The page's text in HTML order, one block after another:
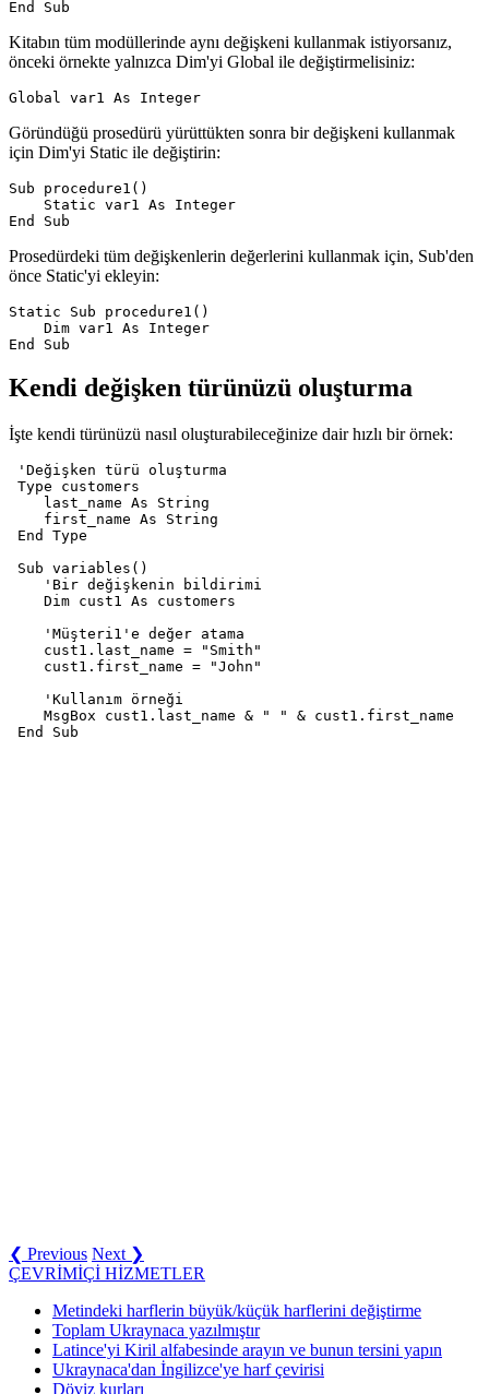
Kitabın tüm modüllerinde aynı değişkeni kullanmak istiyorsanız,
önceki örnekte yalnızca Dim'yi Global ile değiştirmelisiniz:
Göründüğü prosedürü yürüttükten sonra bir değişkeni kullanmak
için Dim'yi Static ile değiştirin:
Sub procedure1()
    Static var1 As Integer
Prosedürdeki tüm değişkenlerin değerlerini kullanmak için, Sub'den
önce Static'yi ekleyin:
Static Sub procedure1()
    Dim var1 As Integer
Kendi değişken türünüzü oluşturma
İşte kendi türünüzü nasıl oluşturabileceğinize dair hızlı bir örnek:
'Değişken türü oluşturma
Type customers
    last_name As String
    first_name As String
End Type
Sub variables()
    'Bir değişkenin bildirimi
    Dim cust1 As customers
    'Müşteri1'e değer atama
    cust1.last_name = "Smith"
    cust1.first_name = "John"
    'Kullanım örneği
    MsgBox cust1.last_name & " " & cust1.first_name
❮ Previous Next ❯
ÇEVRİMİÇİ HİZMETLER
Metindeki harflerin büyük/küçük harflerini değiştirme
Toplam Ukraynaca yazılmıştır
Latince'yi Kiril alfabesinde arayın ve bunun tersini yapın
Ukraynaca'dan İngilizce'ye harf çevirisi
Döviz kurları